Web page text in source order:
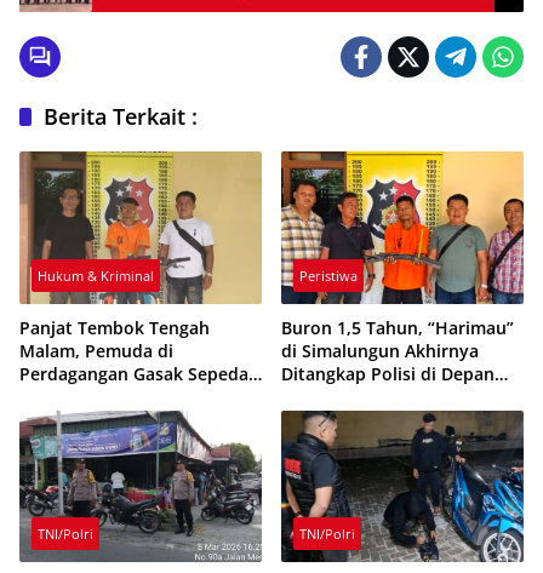
Berita Terkait :
Hukum & Kriminal
Panjat Tembok Tengah
Malam, Pemuda di
Perdagangan Gasak Sepeda
Peristiwa
Buron 1,5 Tahun, “Harimau”
di Simalungun Akhirnya
Ditangkap Polisi di Depan
TNI/Polri TNI/Polri